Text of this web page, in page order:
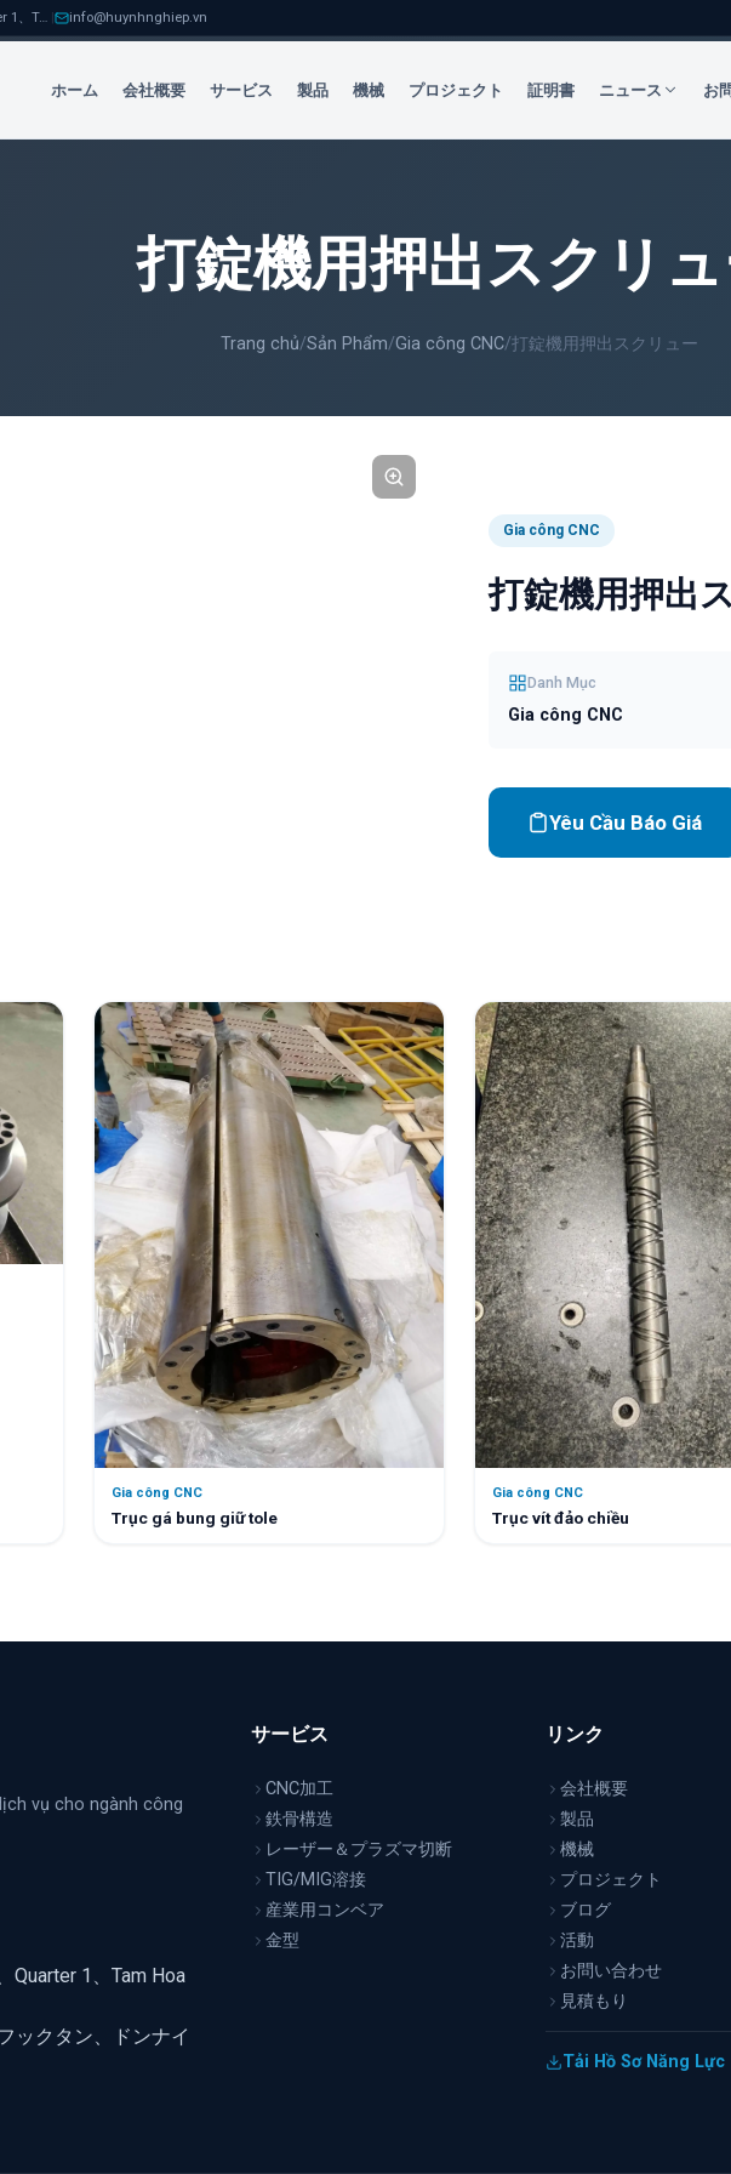
No. 48、Pham Van Thuan Street、Quarter 1、Tam Hoa Ward、Bien Hoa City | info@huynhnghiep.vn
ホーム 会社概要 サービス 製品 機械 プロジェクト 証明書 ニュース お
打錠機用押出スクリ
Trang chủ/Sản Phẩm/Gia công CNC/打錠機用押出スクリュー
Gia công CNC
打錠機用押出
Danh Mục
Gia công CNC
Yêu Cầu Báo Giá
Gia công CNC
Trục gá bung giữ tole
Gia công CNC
Trục vít đảo chiều
vụ cho ngành công
Quarter 1、Tam Hoa
ックタン、ドンナイ
サービス
CNC加工
鉄骨構造
レーザー＆プラズマ切断
TIG/MIG溶接
産業用コンベア
金型
リンク
会社概要
製品
機械
プロジェクト
ブログ
活動
お問い合わせ
見積もり
Tải Hồ Sơ Năng Lực